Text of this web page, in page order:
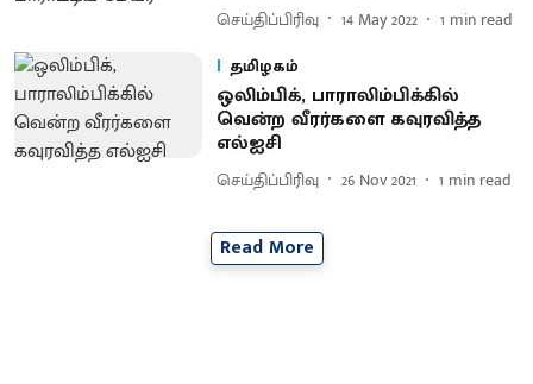
செய்திப்பிரிவு 14 May 2022 1 min read
தமிழகம்
ஒலிம்பிக், பாராலிம்பிக்கில்
வென்ற வீரர்களை கவுரவித்த
எல்ஐசி
செய்திப்பிரிவு 26 Nov 2021 1 min read
Read More